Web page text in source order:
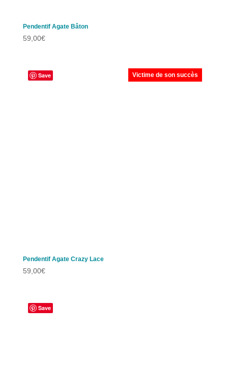
Pendentif Agate Bâton
59,00€
Save Victime de son succès
Pendentif Agate Crazy Lace
59,00€
Save